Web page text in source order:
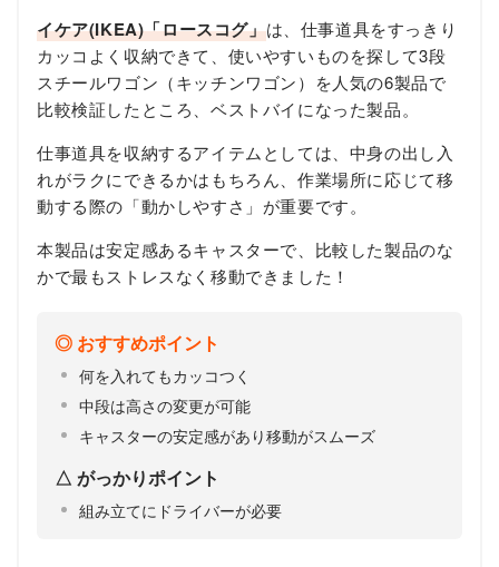
イケア(IKEA)「ロースコグ」は、仕事道具をすっきり
カッコよく収納できて、使いやすいものを探して3段
スチールワゴン（キッチンワゴン）を人気の6製品で
比較検証したところ、ベストバイになった製品。
仕事道具を収納するアイテムとしては、中身の出し入
れがラクにできるかはもちろん、作業場所に応じて移
動する際の「動かしやすさ」が重要です。
本製品は安定感あるキャスターで、比較した製品のな
かで最もストレスなく移動できました！
おすすめポイント
何を入れてもカッコつく
中段は高さの変更が可能
キャスターの安定感があり移動がスムーズ
がっかりポイント
組み立てにドライバーが必要